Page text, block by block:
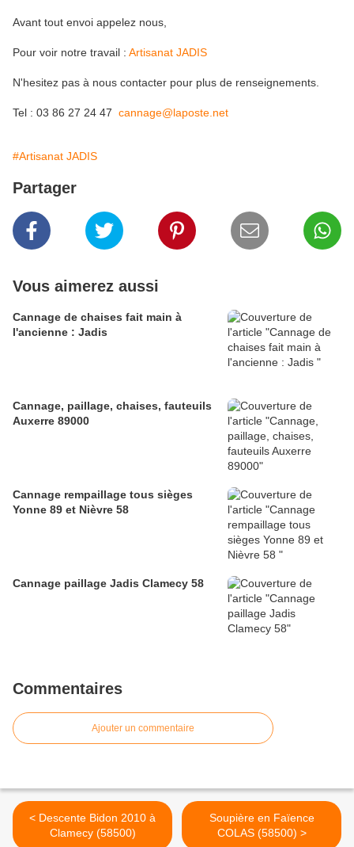
Avant tout envoi appelez nous,
Pour voir notre travail : Artisanat JADIS
N'hesitez pas à nous contacter pour plus de renseignements.
Tel : 03 86 27 24 47 cannage@laposte.net
#Artisanat JADIS
Partager
Vous aimerez aussi
Cannage de chaises fait main à
l'ancienne : Jadis
Cannage, paillage, chaises, fauteuils
Auxerre 89000
Cannage rempaillage tous sièges
Yonne 89 et Nièvre 58
Cannage paillage Jadis Clamecy 58
Commentaires
Ajouter un commentaire
< Descente Bidon 2010 à
Clamecy (58500)
Soupière en Faïence
COLAS (58500) >